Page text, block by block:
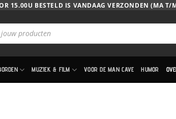
15.00U BESTELD IS VANDAAG VERZONDEN (MA T/
MUZIEK & FILM VOOR DE MAN CAVE HUMOR